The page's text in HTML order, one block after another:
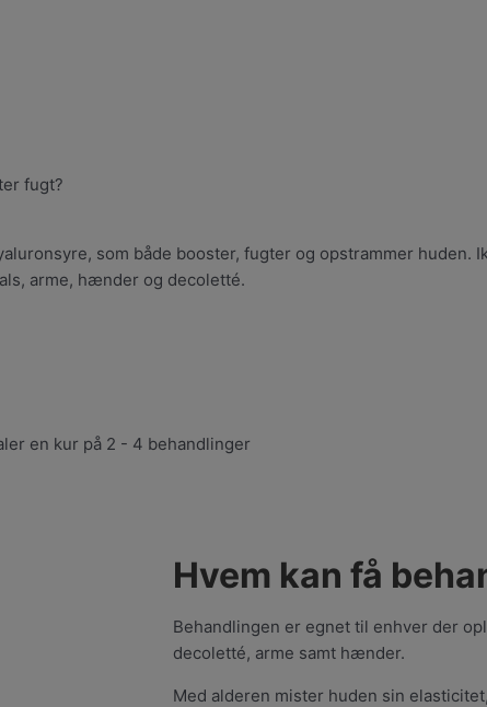
fugt?
som både booster, fugter og opstrammer huden.
arme, hænder og decoletté.
en kur på 2 - 4 behandlinger
Hvem kan få
Behandlingen er egnet til enhver der
decoletté, arme samt hænder.
Med alderen mister huden sin